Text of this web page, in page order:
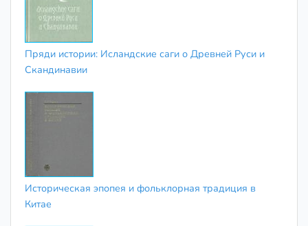
Пряди истории: Исландские саги о Древней Руси и
Скандинавии
Историческая эпопея и фольклорная традиция в
Китае